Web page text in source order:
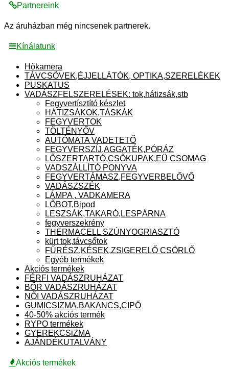
Partnereink
Az áruházban még nincsenek partnerek.
Kínálatunk
Hőkamera
TÁVCSÖVEK,ÉJJELLÁTÓK, OPTIKA,SZERELÉKEK
PUSKATUS
VADÁSZFELSZERELÉSEK: tok,hátizsák,stb
Fegyvertísztító készlet
HÁTIZSÁKOK,TÁSKÁK
FEGYVERTOK
TÖLTÉNYŐV
AUTÓMATA VADETETŐ
FEGYVERSZÍJ,AGGATÉK,PÓRÁZ
LŐSZERTARTÓ,CSŐKUPAK,EÜ CSOMAG
VADSZÁLLÍTÓ PONYVA
FEGYVERTÁMASZ,FEGYVERBELŐVŐ
VADÁSZSZÉK
LÁMPA , VADKAMERA
LŐBOT,Bipod
LESZSÁK,TAKARÓ,LESPÁRNA
fegyverszekrény
THERMACELL SZÚNYOGRIASZTÓ
kürt tok,távcsőtok
FŰRÉSZ,KÉSEK,ZSIGERELŐ CSÖRLŐ
Egyéb termékek
Akciós termékek
FÉRFI VADÁSZRUHÁZAT
BŐR VADÁSZRUHÁZAT
NŐI VADÁSZRUHÁZAT
GUMICSIZMA,BAKANCS,CIPŐ
40-50% akciós termék
RYPO termékek
GYEREKCSiZMA
AJÁNDÉKUTALVÁNY
Akciós termékek